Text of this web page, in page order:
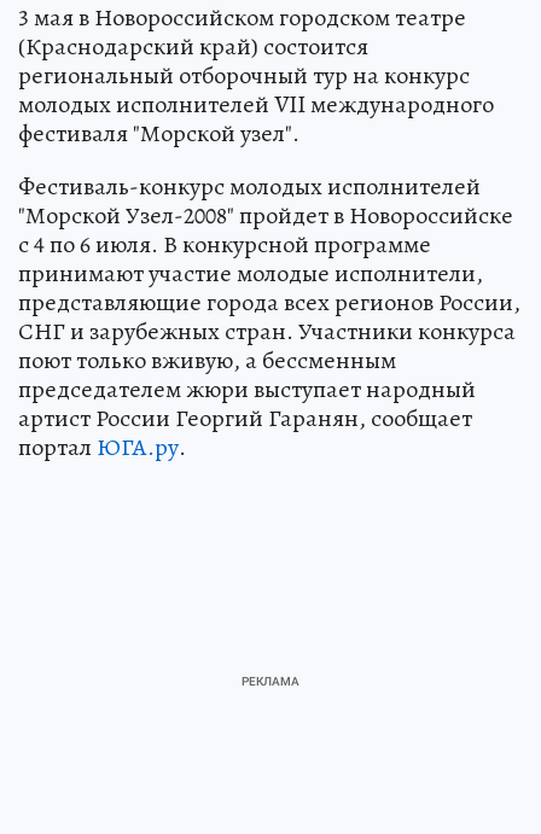
3 мая в Новороссийском городском театре
(Краснодарский край) состоится
региональный отборочный тур на конкурс
молодых исполнителей VII международного
фестиваля "Морской узел".
Фестиваль-конкурс молодых исполнителей
"Морской Узел-2008" пройдет в Новороссийске
с 4 по 6 июля. В конкурсной программе
принимают участие молодые исполнители,
представляющие города всех регионов России,
СНГ и зарубежных стран. Участники конкурса
поют только вживую, а бессменным
председателем жюри выступает народный
артист России Георгий Гаранян, сообщает
портал ЮГА.ру.